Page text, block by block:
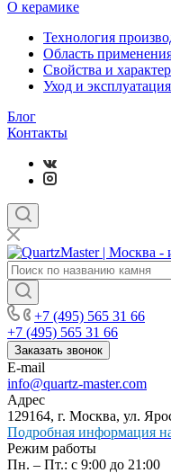
О керамике
Технология
Область
Свойства и
Уход и эксплуатация
Блог
Контакты
+7 (495) 565 31 66
+7 (495) 565 31 66
Заказать звонок
E-mail
info@quartz-master.com
Адрес
129164, г. Москва, ул.
Подробная информация
Режим работы
Пн. – Пт.: с 9:00 до 21:00